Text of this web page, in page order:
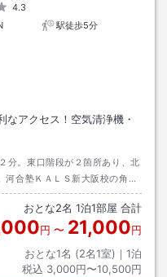
4.3
駅徒歩5分
なアクセス！空気清浄機・
分。東口階段が２箇所あり、北
合塾ＫＡＬＳ新大阪校の角を
です。
おとな2名 1泊1部屋 合計
円 〜 21,000円
おとな1名 (2名1室)｜ 1泊
税込 3,000円〜10,500円